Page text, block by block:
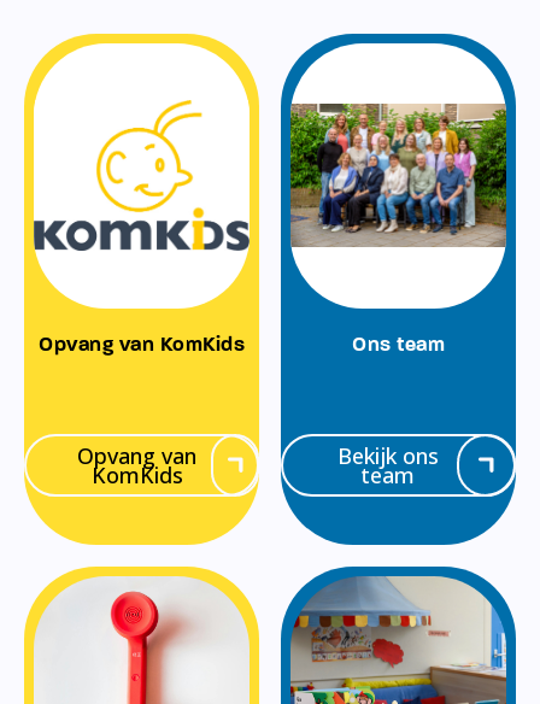
Opvang van KomKids
Opvang van
KomKids
Ons team
Bekijk ons
team